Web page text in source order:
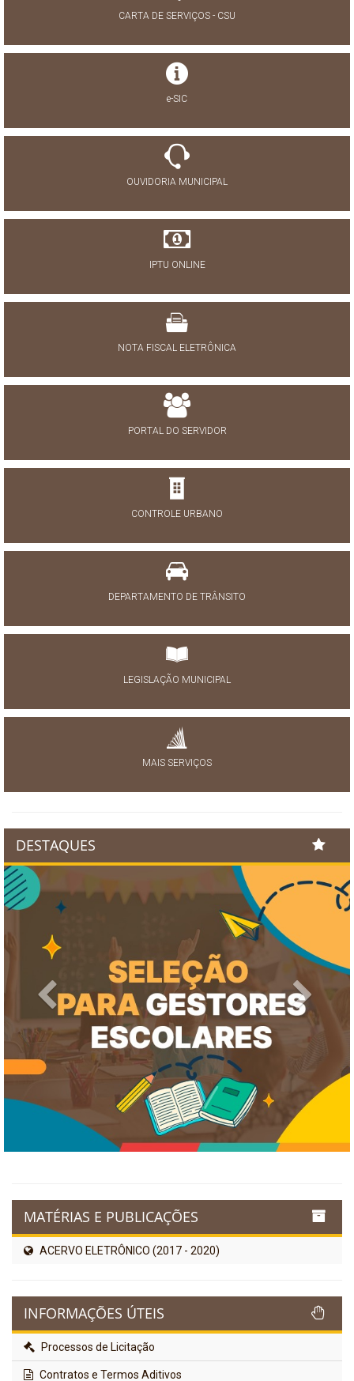
CARTA DE SERVIÇOS - CSU
e-SIC
OUVIDORIA MUNICIPAL
IPTU ONLINE
NOTA FISCAL ELETRÔNICA
PORTAL DO SERVIDOR
CONTROLE URBANO
DEPARTAMENTO DE TRÂNSITO
LEGISLAÇÃO MUNICIPAL
MAIS SERVIÇOS
DESTAQUES
Previous Next
MATÉRIAS E PUBLICAÇÕES
ACERVO ELETRÔNICO (2017 - 2020)
INFORMAÇÕES ÚTEIS
Processos de Licitação
Contratos e Termos Aditivos